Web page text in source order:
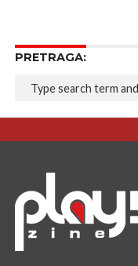
PRETRAGA: